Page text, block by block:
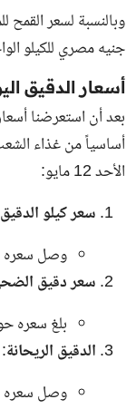
جنيه مصري للكيلو
أسعار الدقيق
بعد أن استعرضنا
أساسياً من غذاء
الأحد 12 مايو:
سعر كيلو
وصل سعره إلى 18 جنيه
سعر دقيق
بلغ سعره حوالي 30 جنيه
الدقيق الريحانة:
وصل سعره إلى نحو 29